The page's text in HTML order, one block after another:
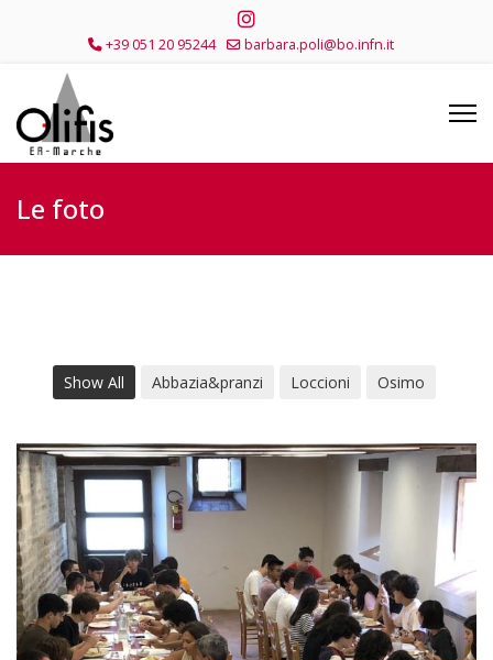
+39 051 20 95244 barbara.poli@bo.infn.it
Le foto
Show All Abbazia&pranzi Loccioni Osimo